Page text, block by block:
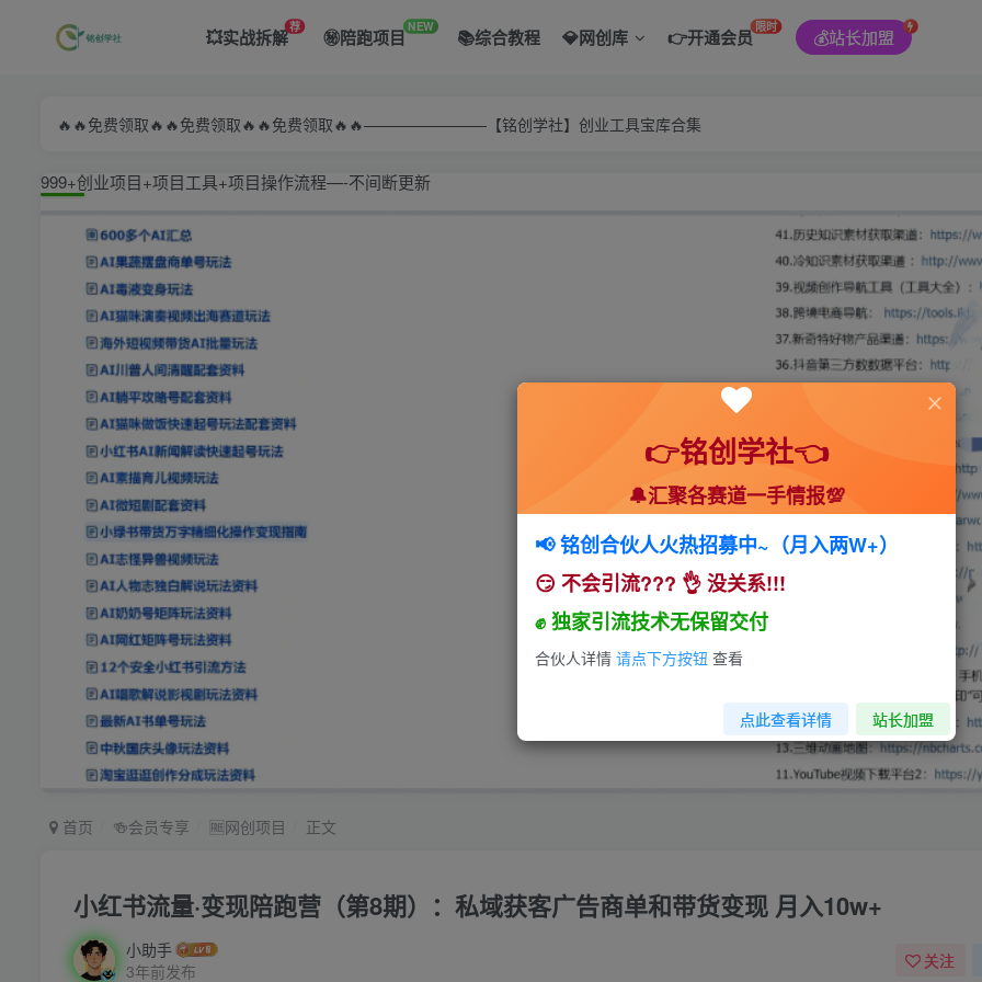
💥实战拆解荐 ㊙️陪跑项目NEW 📚综合教程 💎网创库 👉开通会员限时 💰站长加盟
🔥🔥免费领取🔥🔥免费领取🔥🔥免费领取🔥🔥————————【铭创学社】创业工具宝库合集
999+创业项目+项目工具+项目操作流程—-不间断更新
首页 🍻会员专享 🆓网创项目 正文
小红书流量·变现陪跑营（第8期）：私域获客广告商单和带货变现 月入10w+
小助手
3年前发布
关注
👉铭创学社👈
🔔汇聚各赛道一手情报💯
📢 铭创合伙人火热招募中~（月入两W+）
😏 不会引流??? 👌 没关系!!!
✊ 独家引流技术无保留交付
合伙人详情 请点下方按钮 查看
点此查看详情 站长加盟